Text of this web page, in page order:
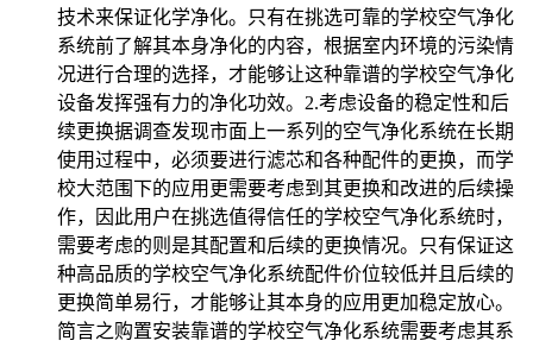
技术来保证化学净化。只有在挑选可靠的学校空气净化
系统前了解其本身净化的内容，根据室内环境的污染情
况进行合理的选择，才能够让这种靠谱的学校空气净化
设备发挥强有力的净化功效。2.考虑设备的稳定性和后
续更换据调查发现市面上一系列的空气净化系统在长期
使用过程中，必须要进行滤芯和各种配件的更换，而学
校大范围下的应用更需要考虑到其更换和改进的后续操
作，因此用户在挑选值得信任的学校空气净化系统时，
需要考虑的则是其配置和后续的更换情况。只有保证这
种高品质的学校空气净化系统配件价位较低并且后续的
更换简单易行，才能够让其本身的应用更加稳定放心。
简言之购置安装靠谱的学校空气净化系统需要考虑其系